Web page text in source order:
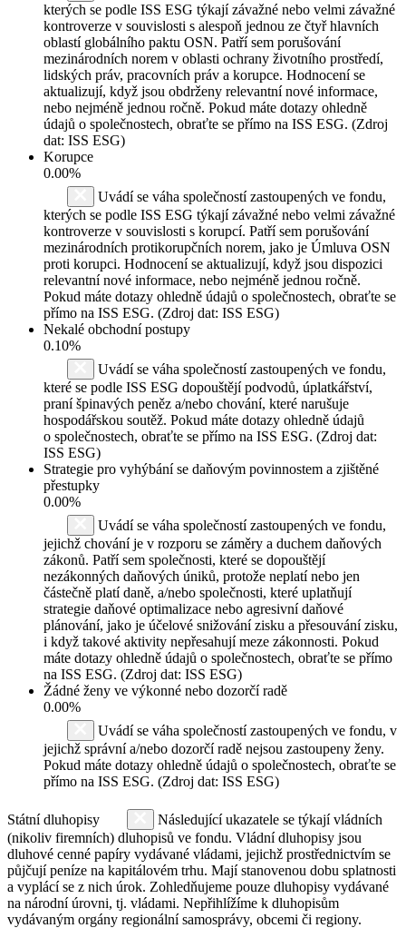
kterých se podle ISS ESG týkají závažné nebo velmi závažné
kontroverze v souvislosti s alespoň jednou ze čtyř hlavních
oblastí globálního paktu OSN. Patří sem porušování
mezinárodních norem v oblasti ochrany životního prostředí,
lidských práv, pracovních práv a korupce. Hodnocení se
aktualizují, když jsou obdrženy relevantní nové informace,
nebo nejméně jednou ročně. Pokud máte dotazy ohledně
údajů o společnostech, obraťte se přímo na ISS ESG. (Zdroj
dat: ISS ESG)
Korupce
0.00%
Uvádí se váha společností zastoupených ve fondu,
kterých se podle ISS ESG týkají závažné nebo velmi závažné
kontroverze v souvislosti s korupcí. Patří sem porušování
mezinárodních protikorupčních norem, jako je Úmluva OSN
proti korupci. Hodnocení se aktualizují, když jsou dispozici
relevantní nové informace, nebo nejméně jednou ročně.
Pokud máte dotazy ohledně údajů o společnostech, obraťte se
přímo na ISS ESG. (Zdroj dat: ISS ESG)
Nekalé obchodní postupy
0.10%
Uvádí se váha společností zastoupených ve fondu,
které se podle ISS ESG dopouštějí podvodů, úplatkářství,
praní špinavých peněz a/nebo chování, které narušuje
hospodářskou soutěž. Pokud máte dotazy ohledně údajů
o společnostech, obraťte se přímo na ISS ESG. (Zdroj dat:
ISS ESG)
Strategie pro vyhýbání se daňovým povinnostem a zjištěné
přestupky
0.00%
Uvádí se váha společností zastoupených ve fondu,
jejichž chování je v rozporu se záměry a duchem daňových
zákonů. Patří sem společnosti, které se dopouštějí
nezákonných daňových úniků, protože neplatí nebo jen
částečně platí daně, a/nebo společnosti, které uplatňují
strategie daňové optimalizace nebo agresivní daňové
plánování, jako je účelové snižování zisku a přesouvání zisku,
i když takové aktivity nepřesahují meze zákonnosti. Pokud
máte dotazy ohledně údajů o společnostech, obraťte se přímo
na ISS ESG. (Zdroj dat: ISS ESG)
Žádné ženy ve výkonné nebo dozorčí radě
0.00%
Uvádí se váha společností zastoupených ve fondu, v
jejichž správní a/nebo dozorčí radě nejsou zastoupeny ženy.
Pokud máte dotazy ohledně údajů o společnostech, obraťte se
přímo na ISS ESG. (Zdroj dat: ISS ESG)
Státní dluhopisy
Následující ukazatele se týkají vládních
(nikoliv firemních) dluhopisů ve fondu. Vládní dluhopisy jsou
dluhové cenné papíry vydávané vládami, jejichž prostřednictvím se
půjčují peníze na kapitálovém trhu. Mají stanovenou dobu splatnosti
a vyplácí se z nich úrok. Zohledňujeme pouze dluhopisy vydávané
na národní úrovni, tj. vládami. Nepřihlížíme k dluhopisům
vydávaným orgány regionální samosprávy, obcemi či regiony.